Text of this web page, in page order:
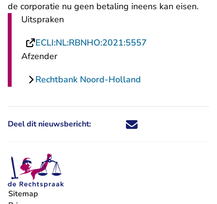
de corporatie nu geen betaling ineens kan eisen.
Uitspraken
ECLI:NL:RBNHO:2021:5557
Afzender
Rechtbank Noord-Holland
Deel dit nieuwsbericht: Deel dit nieuwsbericht via X -
Deel dit nieuwsbericht via
Deel dit nieuwsbericht
Deel dit
Sitemap